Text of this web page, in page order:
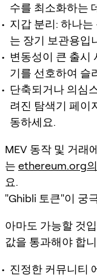
수를 최소화하는
지갑 분리: 하나
는 장기 보관용입
변동성이 큰 출시
기를 선호하여 슬
단축되거나 의심
려진 탐색기 페이
동하세요.
MEV 동작 및 거래
는 ethereum.org
요.
"Ghibli 토큰"이 궁
아마도 가능할 것
값을 통과해야 합
진정한 커뮤니티